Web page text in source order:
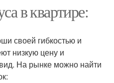
в квартире:
своей гибкостью и
низкую цену и
На рынке можно найти